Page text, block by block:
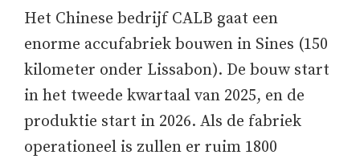
Het Chinese bedrijf CALB gaat een
enorme accufabriek bouwen in Sines (150
kilometer onder Lissabon). De bouw start
in het tweede kwartaal van 2025, en de
produktie start in 2026. Als de fabriek
operationeel is zullen er ruim 1800